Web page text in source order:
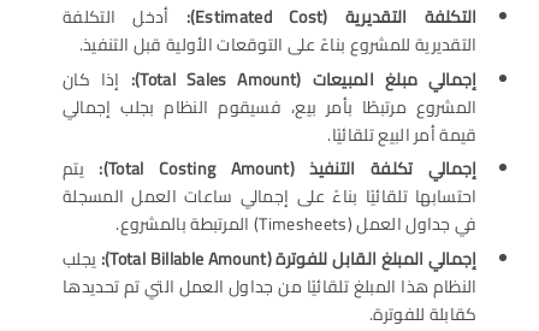
التكلفة التقديرية (Estimated Cost):
أدخل التكلفة
التقديرية للمشروع بناءً على التوقعات الأولية قبل التنفيذ.
إجمالي مبلغ المبيعات (Total Sales Amount):
إذا كان
المشروع مرتبطًا بأمر بيع، فسيقوم النظام بجلب إجمالي
قيمة أمر البيع تلقائيًا.
إجمالي تكلفة التنفيذ (Total Costing Amount):
يتم
احتسابها تلقائيًا بناءً على إجمالي ساعات العمل المسجلة
في جداول العمل (Timesheets) المرتبطة بالمشروع.
إجمالي المبلغ القابل للفوترة(Total Billable Amount):
يجلب
النظام هذا المبلغ تلقائيًا من جداول العمل التي تم تحديدها
كقابلة للفوترة.